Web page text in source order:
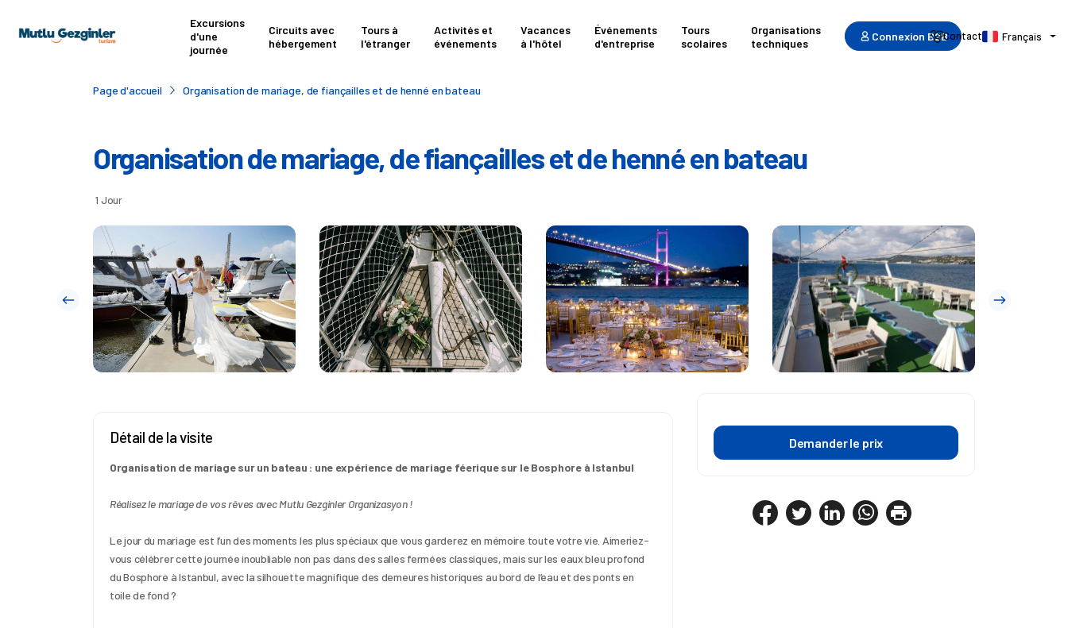
Excursions
d'une
journée
Circuits avec
hébergement
Tours à
l'étranger
Activités et
événements
Vacances
à l'hôtel
Événements
d'entreprise
Tours
scolaires
Organisations
techniques
Connexion B2BContact Français
Page d'accueil Organisation de mariage, de fiançailles et de henné en bateau
Organisation de mariage, de fiançailles et de henné en bateau
1 Jour
Détail de la visite
Organisation de mariage sur un bateau : une expérience de mariage féerique sur le Bosphore à Istanbul
Réalisez le mariage de vos rêves avec Mutlu Gezginler Organizasyon !
Le jour du mariage est l’un des moments les plus spéciaux que vous garderez en mémoire toute votre vie. Aimeriez-
vous célébrer cette journée inoubliable non pas dans des salles fermées classiques, mais sur les eaux bleu profond
du Bosphore à Istanbul, avec la silhouette magnifique des demeures historiques au bord de l’eau et des ponts en
toile de fond ?
Demander le prix